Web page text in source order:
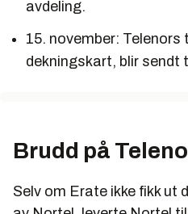
avdeling.
15. november: Telenors
dekningskart, blir sendt
Brudd på
Selv om Erate ikke fikk ut